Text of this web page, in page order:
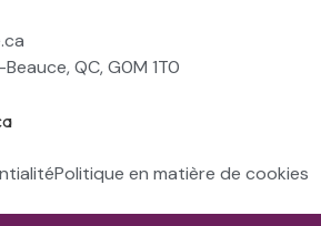
QC, G0M 1T0
Politique en matière de cookies